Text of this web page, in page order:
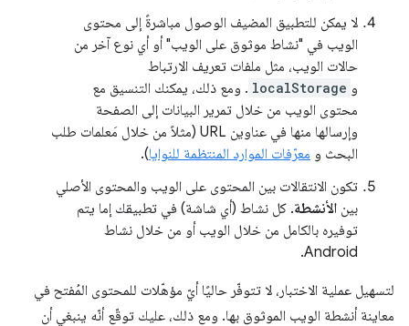
لا يمكن للتطبيق المضيف الوصول مباشرةً إلى محتوى
الويب في "نشاط موثوق على الويب" أو أي نوع آخر من
حالات الويب، مثل ملفات تعريف الارتباط
و localStorage . ومع ذلك، يمكنك التنسيق مع
محتوى الويب من خلال تمرير البيانات إلى الصفحة
وإرسالها منها في عناوين URL (مثلاً من خلال مَعلمات طلب
البحث و معرّفات الموارد المنتظمة للنوايا).
تكون الانتقالات بين المحتوى على الويب والمحتوى الأصلي
بين الأنشطة. كل نشاط (أي شاشة) في تطبيقك إما يتم
توفيره بالكامل من خلال الويب أو من خلال نشاط
Android.
لتسهيل عملية الاختبار، لا تتوفّر حاليًا أيّ مؤهّلات للمحتوى المُفتح في
معاينة أنشطة الويب الموثوق بها. ومع ذلك، عليك توقّع أنّه ينبغي أن